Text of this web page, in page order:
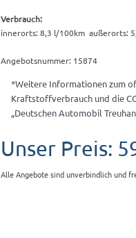
Verbrauch:
innerorts: 8,3 l/100km außerorts:
Angebotsnummer: 15874
*Weitere Informationen zum
Kraftstoffverbrauch und die
„Deutschen Automobil
Unser Preis:
Alle Angebote sind unverbindlich und